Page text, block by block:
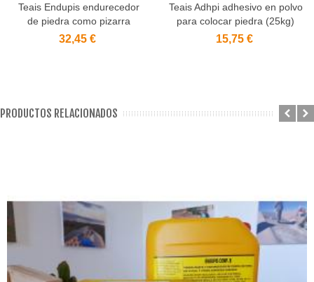
Teais Endupis endurecedor
de piedra como pizarra
32,45 €
Teais Adhpi adhesivo en polvo
para colocar piedra (25kg)
15,75 €
PRODUCTOS RELACIONADOS